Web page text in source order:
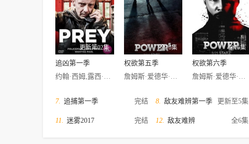
更新第02集
追凶第一季
约翰·西姆,露西·卡瓦利耶罗,克雷格·帕金森,亚德里安·埃德蒙松,海瑟·皮斯,Anastasia·Hille
全10集
权欲第五季
詹姆斯·爱德华·亚历山大,因加·巴拉德,斯佩尔曼·M·博布伦,50分,Hector·Pena,Lela·Loren,Vincent·Agnello,Denise·S.·Anderson,LaLa·Vazquez
全15集
权欲第六季
詹姆斯·爱德华·亚历山大,因加·巴拉德,斯佩尔曼·M·博布伦,50分,Hector·Pena,莱拉·罗兰,Vincent·Agnello,Denise·S.·Anderson,LaLa·Vazquez
7. 完结
追捕第一季 8. 更新至5集
敌友难辨第一季
11. 完结
迷雾2017 12. 全6集
敌友难辨